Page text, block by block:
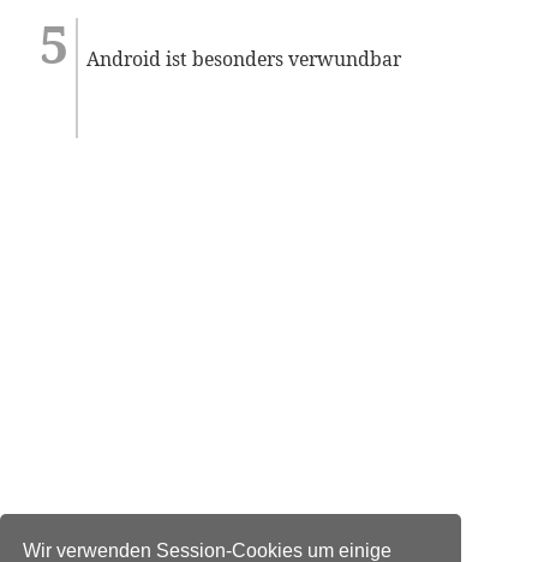
Wir verwenden Session-Cookies um einige
Android ist besonders verwundbar